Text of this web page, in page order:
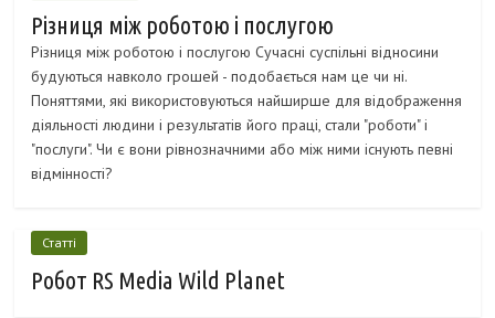
Різниця між роботою і послугою
Різниця між роботою і послугою Сучасні суспільні відносини
будуються навколо грошей - подобається нам це чи ні.
Поняттями, які використовуються найширше для відображення
діяльності людини і результатів його праці, стали "роботи" і
"послуги". Чи є вони рівнозначними або між ними існують певні
відмінності?
Статті
Робот RS Media Wild Planet